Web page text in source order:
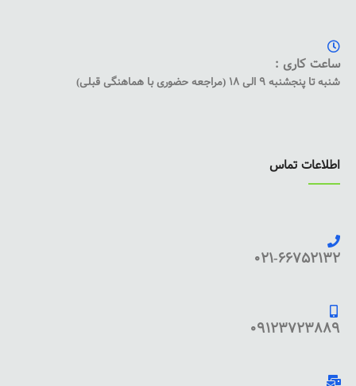
ساعت کاری :
شنبه تا پنجشنبه 9 الی 18 (مراجعه حضوری با هماهنگی قبلی)
اطلاعات تماس
021-66752132
09123723889